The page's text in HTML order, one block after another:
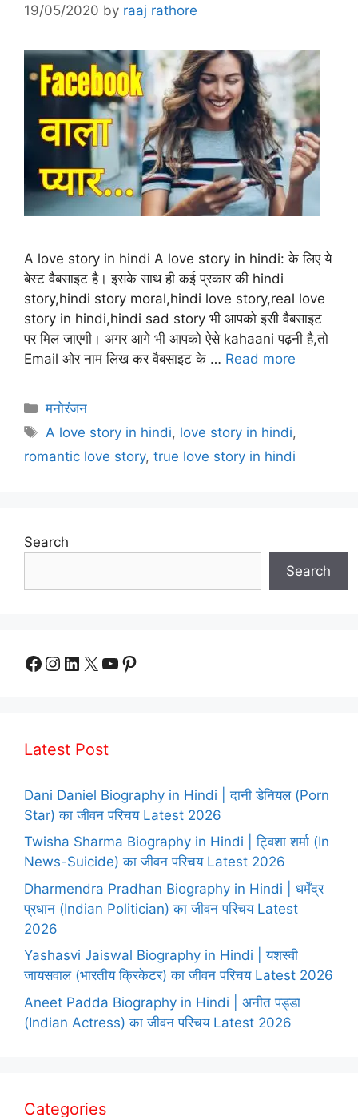
19/05/2020 by raaj rathore
A love story in hindi A love story in hindi: के लिए ये
बेस्ट वैबसाइट है। इसके साथ ही कई प्रकार की hindi
story,hindi story moral,hindi love story,real love
story in hindi,hindi sad story भी आपको इसी वैबसाइट
पर मिल जाएगी। अगर आगे भी आपको ऐसे kahaani पढ़नी है,तो
Email ओर नाम लिख कर वैबसाइट के … Read more
Categories
मनोरंजन
Tags
A love story in hindi, love story in hindi,
romantic love story, true love story in hindi
Search
Search
Facebook
Instagram
LinkedIn
X YouTube
Pinterest
Latest Post
Dani Daniel Biography in Hindi | दानी डेनियल (Porn
Star) का जीवन परिचय Latest 2026
Twisha Sharma Biography in Hindi | ट्विशा शर्मा (In
News-Suicide) का जीवन परिचय Latest 2026
Dharmendra Pradhan Biography in Hindi | धर्मेंद्र
प्रधान (Indian Politician) का जीवन परिचय Latest
2026
Yashasvi Jaiswal Biography in Hindi | यशस्वी
जायसवाल (भारतीय क्रिकेटर) का जीवन परिचय Latest 2026
Aneet Padda Biography in Hindi | अनीत पड्डा
(Indian Actress) का जीवन परिचय Latest 2026
Categories